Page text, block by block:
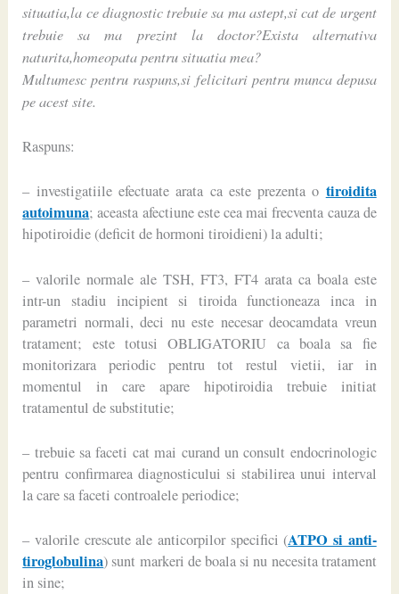
situatia,la ce diagnostic trebuie sa ma astept,si cat de urgent
trebuie sa ma prezint la doctor?Exista alternativa
naturita,homeopata pentru situatia mea?
Multumesc pentru raspuns,si felicitari pentru munca depusa
pe acest site.
Raspuns:
– investigatiile efectuate arata ca este prezenta o tiroidita
autoimuna; aceasta afectiune este cea mai frecventa cauza de
hipotiroidie (deficit de hormoni tiroidieni) la adulti;
– valorile normale ale TSH, FT3, FT4 arata ca boala este
intr-un stadiu incipient si tiroida functioneaza inca in
parametri normali, deci nu este necesar deocamdata vreun
tratament; este totusi OBLIGATORIU ca boala sa fie
monitorizara periodic pentru tot restul vietii, iar in
momentul in care apare hipotiroidia trebuie initiat
tratamentul de substitutie;
– trebuie sa faceti cat mai curand un consult endocrinologic
pentru confirmarea diagnosticului si stabilirea unui interval
la care sa faceti controalele periodice;
– valorile crescute ale anticorpilor specifici (ATPO si anti-
tiroglobulina) sunt markeri de boala si nu necesita tratament
in sine;